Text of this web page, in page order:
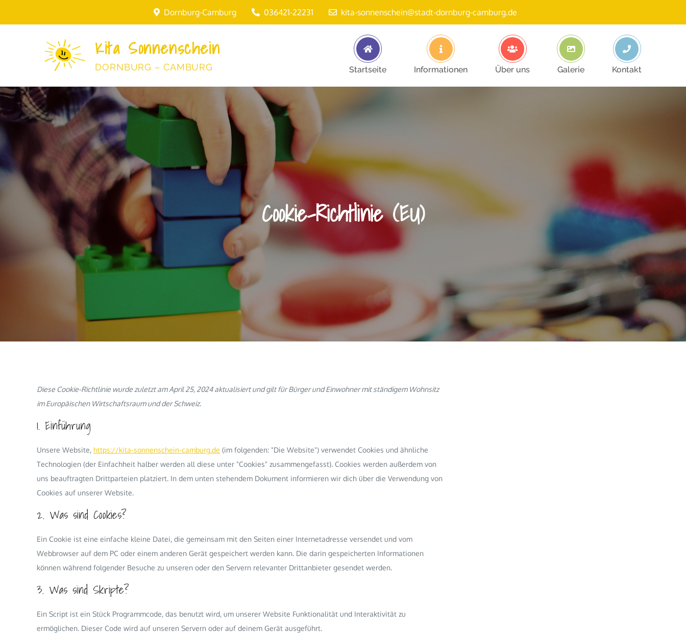
Dornburg-Camburg 036421-22231 kita-sonnenschein@stadt-dornburg-camburg.de
Kita Sonnenschein
DORNBURG – CAMBURG Startseite Informationen Über uns Galerie Kontakt
Cookie-Richtlinie (EU)
Diese Cookie-Richtlinie wurde zuletzt am April 25, 2024 aktualisiert und gilt für Bürger und Einwohner mit ständigem Wohnsitz
im Europäischen Wirtschaftsraum und der Schweiz.
1. Einführung
Unsere Website, https://kita-sonnenschein-camburg.de (im folgenden: "Die Website") verwendet Cookies und ähnliche
Technologien (der Einfachheit halber werden all diese unter "Cookies" zusammengefasst). Cookies werden außerdem von
uns beauftragten Drittparteien platziert. In dem unten stehendem Dokument informieren wir dich über die Verwendung von
Cookies auf unserer Website.
2. Was sind Cookies?
Ein Cookie ist eine einfache kleine Datei, die gemeinsam mit den Seiten einer Internetadresse versendet und vom
Webbrowser auf dem PC oder einem anderen Gerät gespeichert werden kann. Die darin gespeicherten Informationen
können während folgender Besuche zu unseren oder den Servern relevanter Drittanbieter gesendet werden.
3. Was sind Skripte?
Ein Script ist ein Stück Programmcode, das benutzt wird, um unserer Website Funktionalität und Interaktivität zu
ermöglichen. Dieser Code wird auf unseren Servern oder auf deinem Gerät ausgeführt.